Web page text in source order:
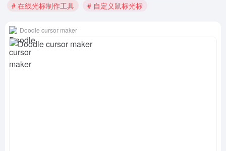
# 在线光标制作工具
# 自定义鼠标光标
Doodle cursor maker